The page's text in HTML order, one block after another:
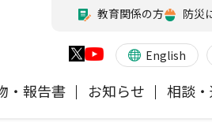
・報告書 お知らせ 相談
English
教育関係の方 防災